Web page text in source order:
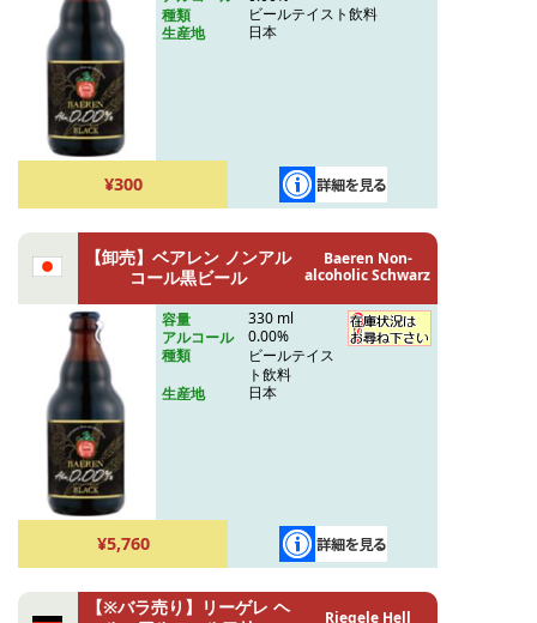
種類
ビールテイスト飲料
生産地
日本
¥300
【卸売】ベアレン ノンアル
コール黒ビール
Baeren Non-
alcoholic Schwarz
容量
330 ml
アルコール
0.00%
種類
ビールテイス
ト飲料
生産地
日本
¥5,760
【※バラ売り】リーゲレ ヘ
Riegele Hell